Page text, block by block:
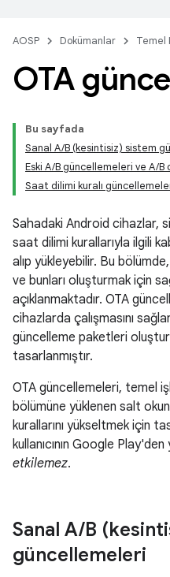
AOSP Dokümanlar Temel
OTA
Bu sayfada
Sanal A/B (kesintisiz) sistem
Eski A/B güncellemeleri ve A/
Saat dilimi kuralı
Sahadaki Android cihazlar,
saat dilimi kurallarıyla ilgili
alıp yükleyebilir. Bu
ve bunları oluşturmak için
açıklanmaktadır. OTA
cihazlarda çalışmasını
güncelleme paketleri
tasarlanmıştır.
OTA güncellemeleri, temel
bölümüne yüklenen salt
kurallarını yükseltmek için
kullanıcının Google
etkilemez.
Sanal A/B
güncellemeleri